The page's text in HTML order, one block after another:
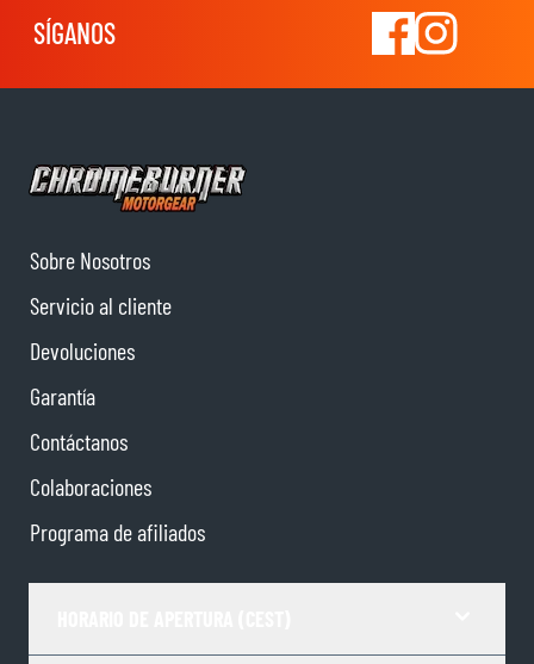
SÍGANOS
Sobre Nosotros
Servicio al cliente
Devoluciones
Garantía
Contáctanos
Colaboraciones
Programa de afiliados